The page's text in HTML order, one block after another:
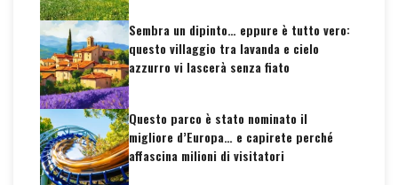
Sembra un dipinto… eppure è tutto vero:
questo villaggio tra lavanda e cielo
azzurro vi lascerà senza fiato
Questo parco è stato nominato il
migliore d’Europa… e capirete perché
affascina milioni di visitatori